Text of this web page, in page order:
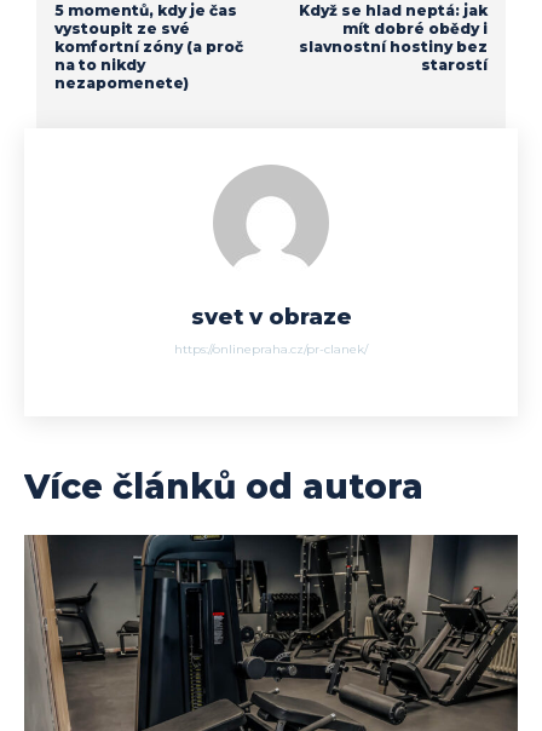
5 momentů, kdy je čas
vystoupit ze své
komfortní zóny (a proč
na to nikdy
nezapomenete)
Když se hlad neptá: jak
mít dobré obědy i
slavnostní hostiny bez
starostí
svet v obraze
https://onlinepraha.cz/pr-clanek/
Více článků od autora